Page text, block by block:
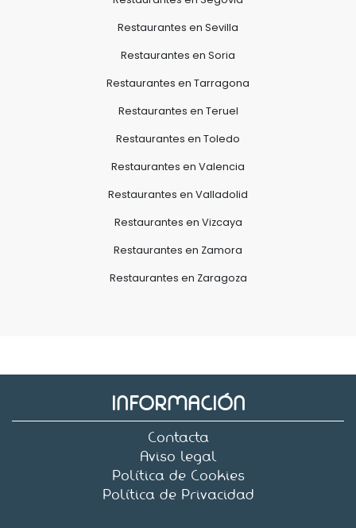
Restaurantes en Sevilla
Restaurantes en Soria
Restaurantes en Tarragona
Restaurantes en Teruel
Restaurantes en Toledo
Restaurantes en Valencia
Restaurantes en Valladolid
Restaurantes en Vizcaya
Restaurantes en Zamora
Restaurantes en Zaragoza
INFORMACIÓN
Contacta
Aviso legal
Política de Cookies
Política de Privacidad